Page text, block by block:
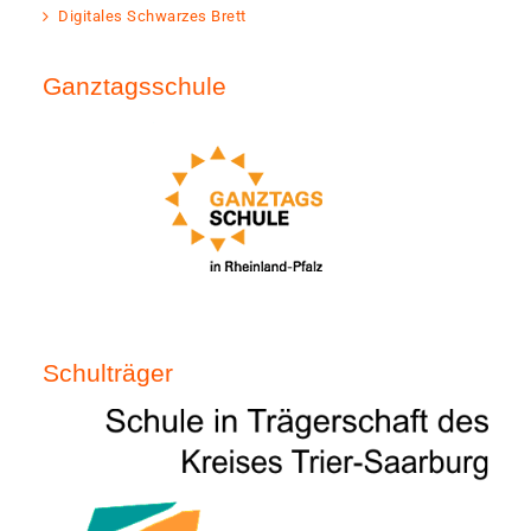
Digitales Schwarzes Brett
Ganztagsschule
Schulträger